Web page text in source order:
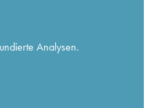
Analysen.